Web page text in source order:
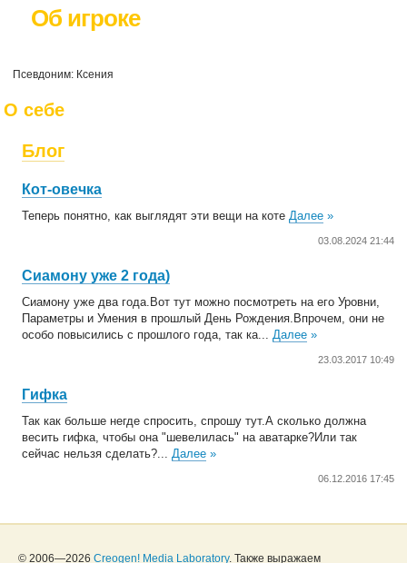
Об игроке
Псевдоним: Ксения
О себе
Блог
Кот-овечка
Теперь понятно, как выглядят эти вещи на котеДалее »
03.08.2024 21:44
Сиамону уже 2 года)
Сиамону уже два года.Вот тут можно посмотреть на его Уровни,
Параметры и Умения в прошлый День Рождения.Впрочем, они не
особо повысились с прошлого года, так ка...Далее »
23.03.2017 10:49
Гифка
Так как больше негде спросить, спрошу тут.А сколько должна
весить гифка, чтобы она "шевелилась" на аватарке?Или так
сейчас нельзя сделать?...Далее »
06.12.2016 17:45
© 2006—2026 Creogen! Media Laboratory. Также выражаем